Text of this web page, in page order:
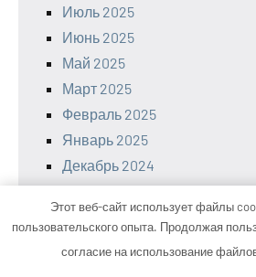
Июль 2025
Июнь 2025
Май 2025
Март 2025
Февраль 2025
Январь 2025
Декабрь 2024
Ноябрь 2024
Октябрь 2024
Этот веб-сайт использует файлы
пользовательского опыта. Продолжая
согласие на использование